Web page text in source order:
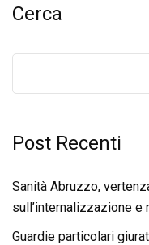
Cerca
Post Recenti
Sanità Abruzzo,
sull’internalizzazione
Guardie particolari